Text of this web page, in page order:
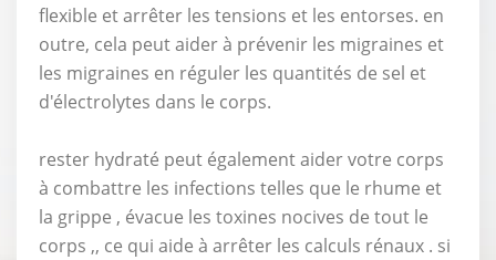
flexible et arrêter les tensions et les entorses. en
outre, cela peut aider à prévenir les migraines et
les migraines en réguler les quantités de sel et
d'électrolytes dans le corps.
rester hydraté peut également aider votre corps
à combattre les infections telles que le rhume et
la grippe , évacue les toxines nocives de tout le
corps ,, ce qui aide à arrêter les calculs rénaux . si